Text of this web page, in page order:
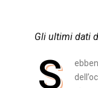
Gli ultimi dati
S